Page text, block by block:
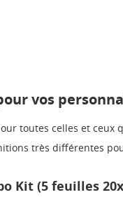
vos
toutes celles et
très différentes
Kit (5 feuilles